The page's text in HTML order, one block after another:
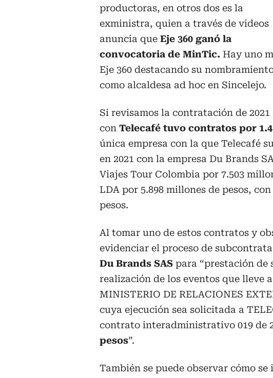
productoras, en otros dos es la
exministra, quien a través de videos
anuncia que Eje 360 ganó la
convocatoria de MinTic. Hay uno
Eje 360 destacando su
como alcaldesa ad hoc en Sincelejo.
Si revisamos la contratación de
con Telecafé tuvo contratos por
única empresa con la que Telecafé
en 2021 con la empresa Du Brands
Viajes Tour Colombia por 7.503
LDA por 5.898 millones de pesos,
pesos.
Al tomar uno de estos contratos y
evidenciar el proceso de
Du Brands SAS para “prestación de
realización de los eventos que lleve
MINISTERIO DE RELACIONES
cuya ejecución sea solicitada a
contrato interadministrativo 019 de
pesos”.
También se puede observar cómo